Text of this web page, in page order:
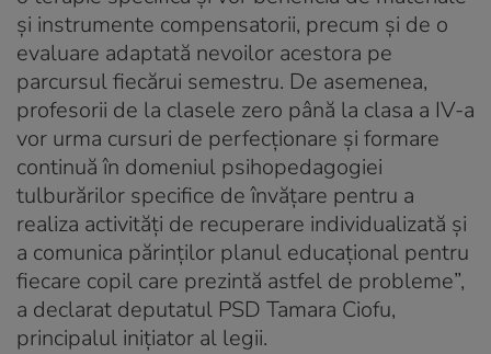
și instrumente compensatorii, precum și de o
evaluare adaptată nevoilor acestora pe
parcursul fiecărui semestru. De asemenea,
profesorii de la clasele zero până la clasa a IV-a
vor urma cursuri de perfecționare și formare
continuă în domeniul psihopedagogiei
tulburărilor specifice de învățare pentru a
realiza activități de recuperare individualizată și
a comunica părinților planul educațional pentru
fiecare copil care prezintă astfel de probleme”,
a declarat deputatul PSD Tamara Ciofu,
principalul inițiator al legii.